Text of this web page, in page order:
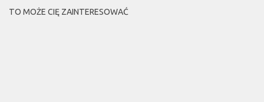
TO MOŻE CIĘ ZAINTERESOWAĆ